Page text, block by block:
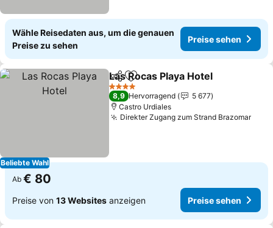
Wähle Reisedaten aus, um die genauen
Preise zu sehen
Preise sehen
Beliebte Wahl
TeilenZu Favoriten hinzufügen
Las Rocas Playa Hotel
4 Sterne
8,9 Hervorragend
5 677
Castro Urdiales
Direkter Zugang zum Strand Brazomar
Ab € 80
Preise von 13 Websites anzeigen Preise sehen